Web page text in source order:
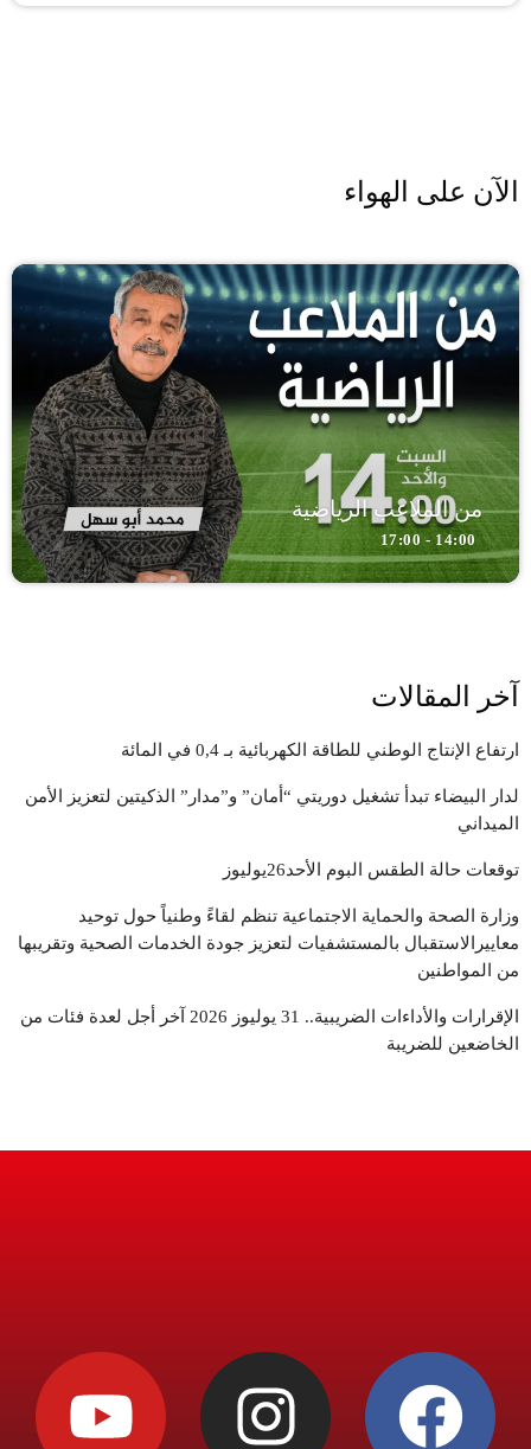
الآن على الهواء
من الملاعب الرياضية
14:00 - 17:00
آخر المقالات
ارتفاع الإنتاج الوطني للطاقة الكهربائية بـ 0,4 في المائة
لدار البيضاء تبدأ تشغيل دوريتي “أمان” و”مدار” الذكيتين لتعزيز الأمن
الميداني
توقعات حالة الطقس البوم الأحد26يوليوز
وزارة الصحة والحماية الاجتماعية تنظم لقاءً وطنياً حول توحيد
معاييرالاستقبال بالمستشفيات لتعزيز جودة الخدمات الصحية وتقريبها
من المواطنين
الإقرارات والأداءات الضريبية.. 31 يوليوز 2026 آخر أجل لعدة فئات من
الخاضعين للضريبة